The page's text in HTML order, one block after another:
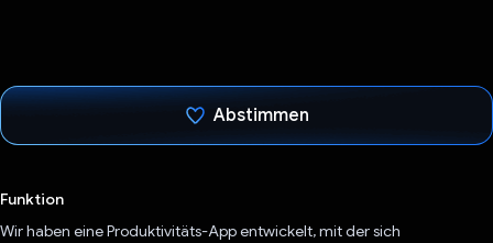
Abstimmen
Funktion
Wir haben eine Produktivitäts-App entwickelt, mit der sich